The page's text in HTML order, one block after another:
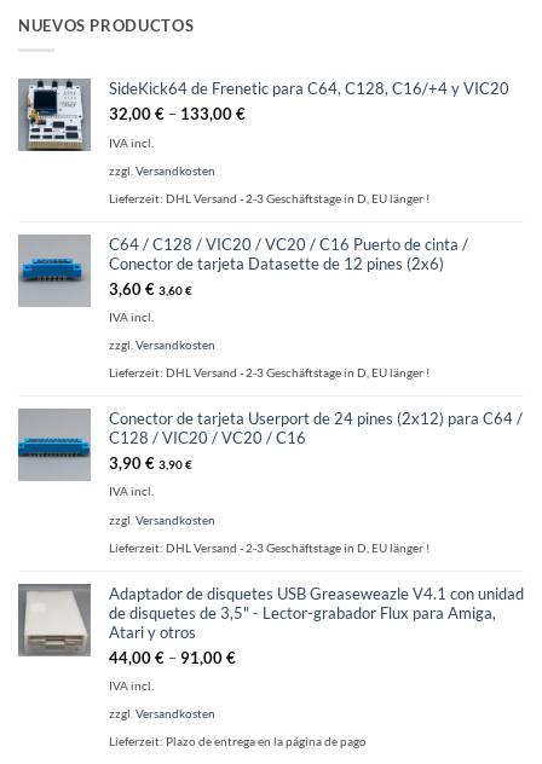
NUEVOS PRODUCTOS
SideKick64 de Frenetic para C64, C128, C16/+4 y VIC20
32,00€ – 133,00€
IVA incl.
zzgl. Versandkosten
Lieferzeit: DHL Versand - 2-3 Geschäftstage in D, EU länger !
C64 / C128 / VIC20 / VC20 / C16 Puerto de cinta /
Conector de tarjeta Datasette de 12 pines (2x6)
3,60€ 3,60€
IVA incl.
zzgl. Versandkosten
Lieferzeit: DHL Versand - 2-3 Geschäftstage in D, EU länger !
Conector de tarjeta Userport de 24 pines (2x12) para C64 /
C128 / VIC20 / VC20 / C16
3,90€ 3,90€
IVA incl.
zzgl. Versandkosten
Lieferzeit: DHL Versand - 2-3 Geschäftstage in D, EU länger !
Adaptador de disquetes USB Greaseweazle V4.1 con unidad
de disquetes de 3,5" - Lector-grabador Flux para Amiga,
Atari y otros
44,00€ –91,00€
IVA incl.
zzgl. Versandkosten
Lieferzeit: Plazo de entrega en la página de pago